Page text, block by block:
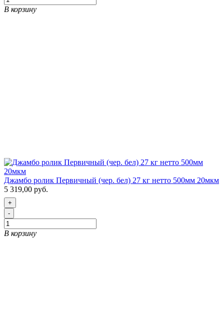
В корзину
Джамбо ролик Первичный (чер. бел) 27 кг нетто 500мм 20мкм
5 319,00 руб.
+
-
В корзину